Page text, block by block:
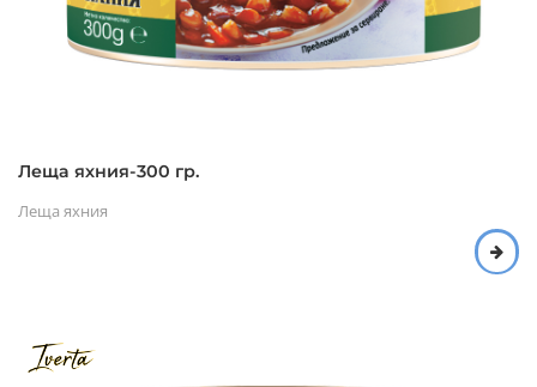
Леща яхния-300 гр.
Леща яхния